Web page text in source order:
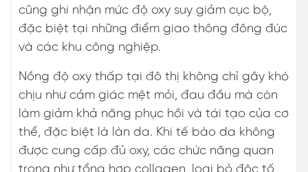
cũng ghi nhận mức độ oxy suy giảm cục bộ,
đặc biệt tại những điểm giao thông đông đúc
và các khu công nghiệp.
Nồng độ oxy thấp tại đô thị không chỉ gây khó
chịu như cảm giác mệt mỏi, đau đầu mà còn
làm giảm khả năng phục hồi và tái tạo của cơ
thể, đặc biệt là làn da. Khi tế bào da không
được cung cấp đủ oxy, các chức năng quan